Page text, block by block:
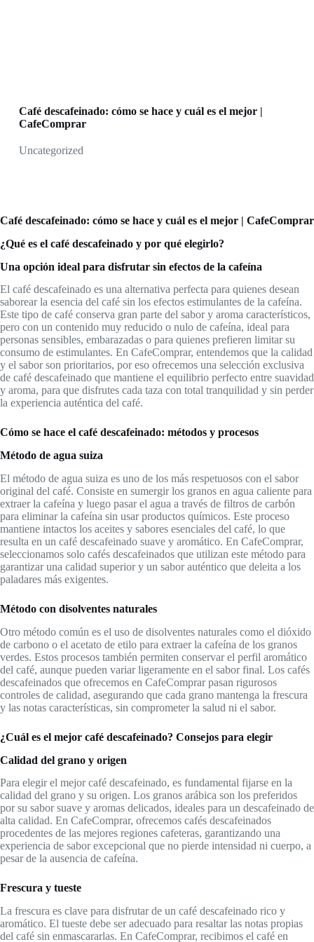
Café descafeinado: cómo se hace y cuál es el mejor |
CafeComprar
Uncategorized
Café descafeinado: cómo se hace y cuál es el mejor | CafeComprar
¿Qué es el café descafeinado y por qué elegirlo?
Una opción ideal para disfrutar sin efectos de la cafeína
El café descafeinado es una alternativa perfecta para quienes desean
saborear la esencia del café sin los efectos estimulantes de la cafeína.
Este tipo de café conserva gran parte del sabor y aroma característicos,
pero con un contenido muy reducido o nulo de cafeína, ideal para
personas sensibles, embarazadas o para quienes prefieren limitar su
consumo de estimulantes. En CafeComprar, entendemos que la calidad
y el sabor son prioritarios, por eso ofrecemos una selección exclusiva
de café descafeinado que mantiene el equilibrio perfecto entre suavidad
y aroma, para que disfrutes cada taza con total tranquilidad y sin perder
la experiencia auténtica del café.
Cómo se hace el café descafeinado: métodos y procesos
Método de agua suiza
El método de agua suiza es uno de los más respetuosos con el sabor
original del café. Consiste en sumergir los granos en agua caliente para
extraer la cafeína y luego pasar el agua a través de filtros de carbón
para eliminar la cafeína sin usar productos químicos. Este proceso
mantiene intactos los aceites y sabores esenciales del café, lo que
resulta en un café descafeinado suave y aromático. En CafeComprar,
seleccionamos solo cafés descafeinados que utilizan este método para
garantizar una calidad superior y un sabor auténtico que deleita a los
paladares más exigentes.
Método con disolventes naturales
Otro método común es el uso de disolventes naturales como el dióxido
de carbono o el acetato de etilo para extraer la cafeína de los granos
verdes. Estos procesos también permiten conservar el perfil aromático
del café, aunque pueden variar ligeramente en el sabor final. Los cafés
descafeinados que ofrecemos en CafeComprar pasan rigurosos
controles de calidad, asegurando que cada grano mantenga la frescura
y las notas características, sin comprometer la salud ni el sabor.
¿Cuál es el mejor café descafeinado? Consejos para elegir
Calidad del grano y origen
Para elegir el mejor café descafeinado, es fundamental fijarse en la
calidad del grano y su origen. Los granos arábica son los preferidos
por su sabor suave y aromas delicados, ideales para un descafeinado de
alta calidad. En CafeComprar, ofrecemos cafés descafeinados
procedentes de las mejores regiones cafeteras, garantizando una
experiencia de sabor excepcional que no pierde intensidad ni cuerpo, a
pesar de la ausencia de cafeína.
Frescura y tueste
La frescura es clave para disfrutar de un café descafeinado rico y
aromático. El tueste debe ser adecuado para resaltar las notas propias
del café sin enmascararlas. En CafeComprar, recibimos el café en